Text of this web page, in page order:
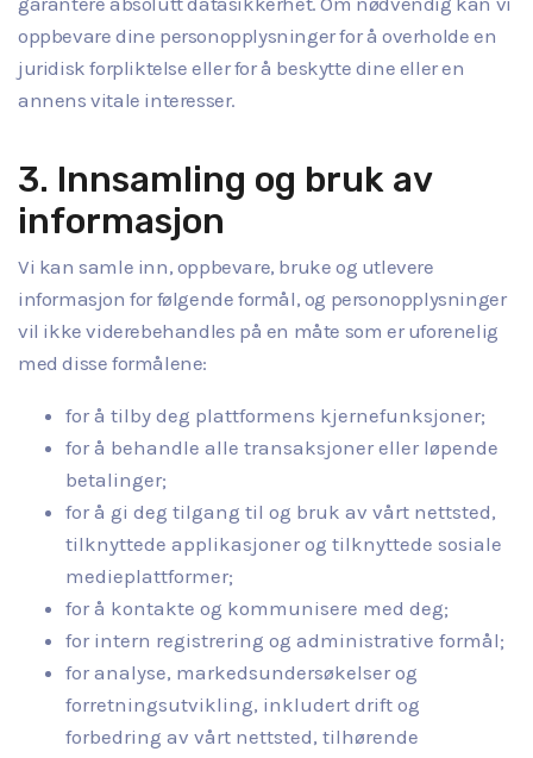
oppbevare dine personopplysninger for å overholde en
juridisk forpliktelse eller for å beskytte dine eller en
annens vitale interesser.
3. Innsamling og bruk av
informasjon
Vi kan samle inn, oppbevare, bruke og utlevere
informasjon for følgende formål, og personopplysninger
vil ikke viderebehandles på en måte som er uforenelig
med disse formålene:
for å tilby deg plattformens kjernefunksjoner;
for å behandle alle transaksjoner eller løpende
betalinger;
for å gi deg tilgang til og bruk av vårt nettsted,
tilknyttede applikasjoner og tilknyttede sosiale
medieplattformer;
for å kontakte og kommunisere med deg;
for intern registrering og administrative formål;
for analyse, markedsundersøkelser og
forretningsutvikling, inkludert drift og
forbedring av vårt nettsted, tilhørende